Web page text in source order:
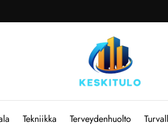
Tekniikka Terveydenhuolto